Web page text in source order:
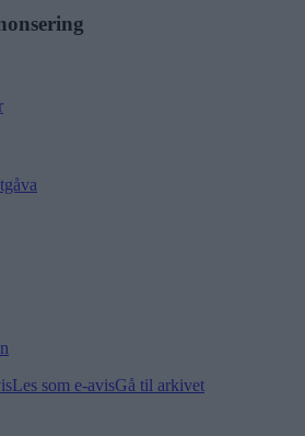
Les som e-avisGå til arkivet